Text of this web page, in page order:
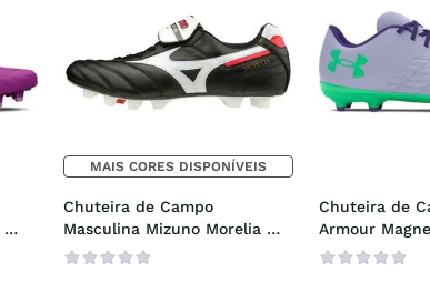
MAIS CORES DISPONÍVEIS
Chuteira de Campo
Masculina Mizuno Morelia
Japan MD
Chuteira de
Armour